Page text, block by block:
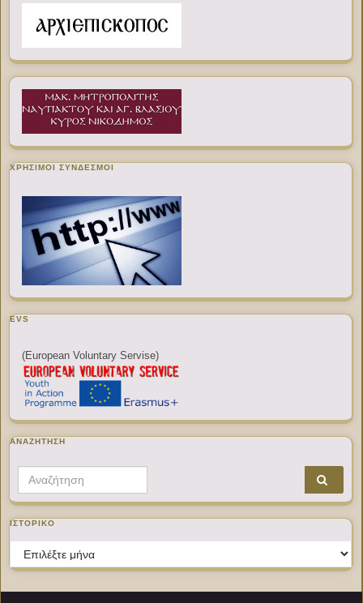
ΧΡΉΣΙΜΟΙ ΣΎΝΔΕΣΜΟΙ
EVS
(European Voluntary Servise)
ΑΝΑΖΉΤΗΣΗ
Search for:
ΙΣΤΟΡΙΚΌ
Ιστορικό